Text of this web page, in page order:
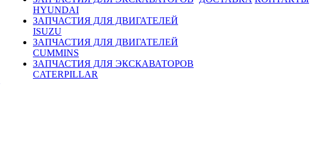
HYUNDAI
ЗАПЧАСТИЯ ДЛЯ ДВИГАТЕЛЕЙ
ISUZU
ЗАПЧАСТИЯ ДЛЯ ДВИГАТЕЛЕЙ
CUMMINS
ЗАПЧАСТИЯ ДЛЯ ЭКСКАВАТОРОВ
CATERPILLAR